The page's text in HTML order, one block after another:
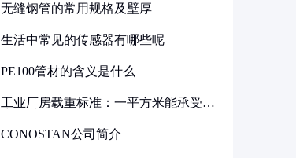
无缝钢管的常用规格及壁厚
生活中常见的传感器有哪些呢
PE100管材的含义是什么
工业厂房载重标准：一平方米能承受多
CONOSTAN公司简介